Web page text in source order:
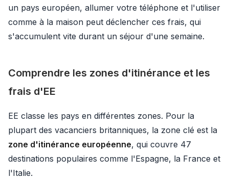
un pays européen, allumer votre téléphone et l'utiliser
comme à la maison peut déclencher ces frais, qui
s'accumulent vite durant un séjour d'une semaine.
Comprendre les zones d'itinérance et les
frais d'EE
EE classe les pays en différentes zones. Pour la
plupart des vacanciers britanniques, la zone clé est la
zone d'itinérance européenne, qui couvre 47
destinations populaires comme l'Espagne, la France et
l'Italie.